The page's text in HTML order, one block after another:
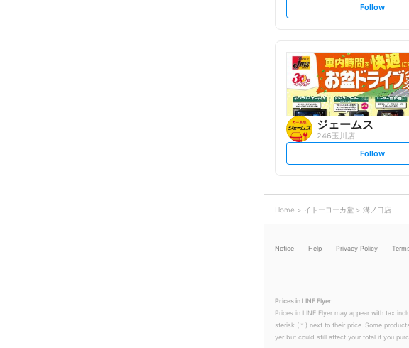
s
t
l
o
w
Follow
ジェームス
246玉川店
s
t
o
w
Follow
Home イトーヨーカ堂 溝ノ口店
Notice Help Privacy Policy
Prices in LINE Flyer
Prices in LINE Flyer may appear with tax
sterisk (＊) next to their price. Some
yer but could still affect your total if you